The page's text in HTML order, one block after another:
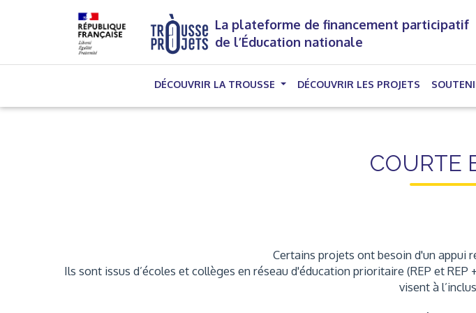
La plateforme de financement participatif
de l’Éducation nationale
DÉCOUVRIR LA TROUSSE DÉCOUVRIR LES PROJETS (CURRENT)
COURTE
Certains projets ont besoin d'un appui
Ils sont issus d’écoles et collèges en réseau d'éducation prioritaire (REP et
visent à